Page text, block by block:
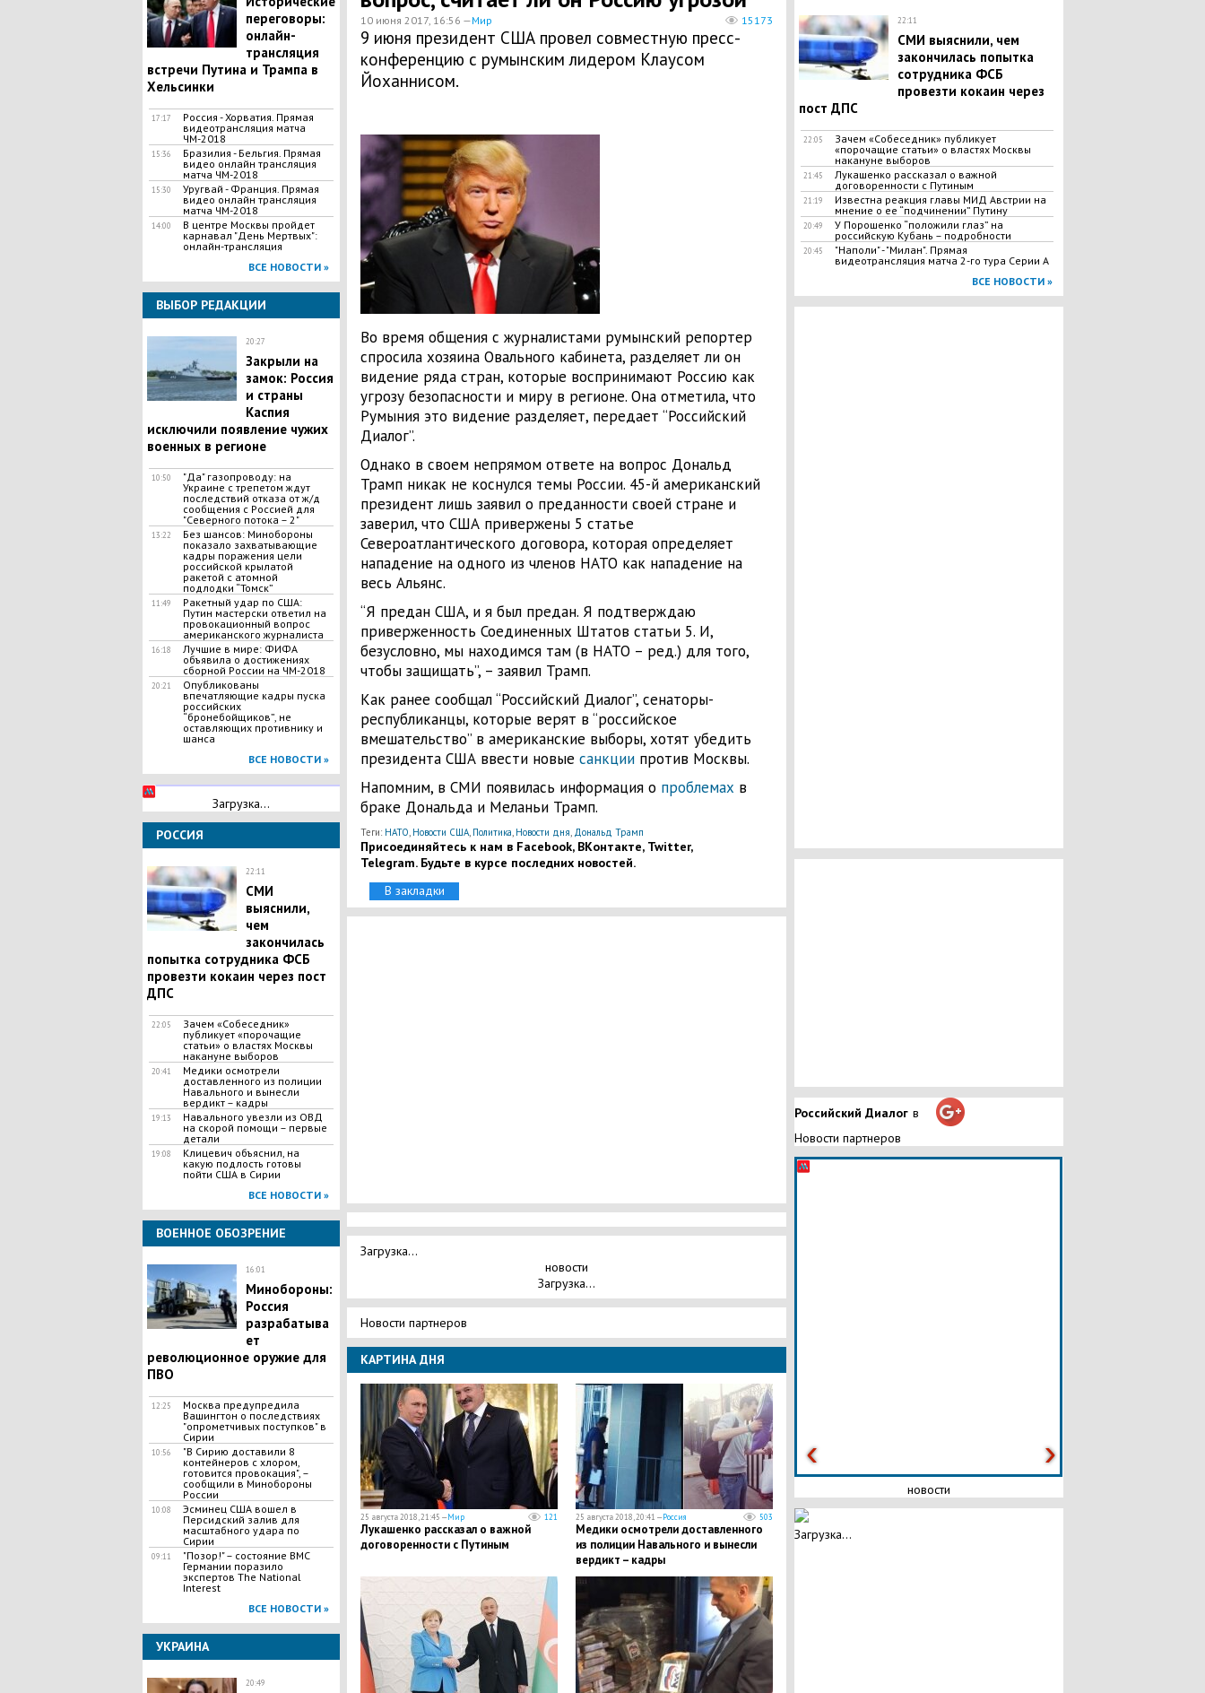
переговоры:
онлайн-
трансляция
встречи Путина и Трампа в
Хельсинки
17:17
Россия - Хорватия. Прямая
видеотрансляция матча
ЧМ-2018
15:36
Бразилия - Бельгия. Прямая
видео онлайн трансляция
матча ЧМ-2018
15:30
Уругвай - Франция. Прямая
видео онлайн трансляция
матча ЧМ-2018
14:00
В центре Москвы пройдет
карнавал "День Мертвых":
онлайн-трансляция
ВСЕ НОВОСТИ »
ВЫБОР РЕДАКЦИИ
20:27
Закрыли на
замок: Россия
и страны
Каспия
исключили появление чужих
военных в регионе
10:50
"Да" газопроводу: на
Украине с трепетом ждут
последствий отказа от ж/д
сообщения с Россией для
"Северного потока – 2"
13:22
Без шансов: Минобороны
показало захватывающие
кадры поражения цели
российской крылатой
ракетой с атомной
подлодки “Томск”
11:49
Ракетный удар по США:
Путин мастерски ответил на
провокационный вопрос
американского журналиста
16:18
Лучшие в мире: ФИФА
объявила о достижениях
сборной России на ЧМ-2018
20:21
Опубликованы
впечатляющие кадры пуска
российских
“бронебойщиков”, не
оставляющих противнику и
шанса
ВСЕ НОВОСТИ »
Загрузка...
РОССИЯ
22:11
СМИ
выяснили,
чем
закончилась
попытка сотрудника ФСБ
провезти кокаин через пост
ДПС
22:05
Зачем «Собеседник»
публикует «порочащие
статьи» о властях Москвы
накануне выборов
20:41
Медики осмотрели
доставленного из полиции
Навального и вынесли
вердикт – кадры
19:13
Навального увезли из ОВД
на скорой помощи – первые
детали
19:08
Клицевич объяснил, на
какую подлость готовы
пойти США в Сирии
ВСЕ НОВОСТИ »
ВОЕННОЕ ОБОЗРЕНИЕ
16:01
Минобороны:
Россия
разрабатыва
ет
революционное оружие для
ПВО
12:25
Москва предупредила
Вашингтон о последствиях
"опрометчивых поступков" в
Сирии
10:56
"В Сирию доставили 8
контейнеров с хлором,
готовится провокация", –
сообщили в Минобороны
России
10:08
Эсминец США вошел в
Персидский залив для
масштабного удара по
Сирии
09:11
"Позор!" – состояние ВМС
Германии поразило
экспертов The National
Interest
ВСЕ НОВОСТИ »
УКРАИНА
20:49
10 июня 2017, 16:56 —Мир 15173
9 июня президент США провел совместную пресс-
конференцию с румынским лидером Клаусом
Йоханнисом.
Во время общения с журналистами румынский репортер
спросила хозяина Овального кабинета, разделяет ли он
видение ряда стран, которые воспринимают Россию как
угрозу безопасности и миру в регионе. Она отметила, что
Румыния это видение разделяет, передает “Российский
Диалог”.
Однако в своем непрямом ответе на вопрос Дональд
Трамп никак не коснулся темы России. 45-й американский
президент лишь заявил о преданности своей стране и
заверил, что США привержены 5 статье
Североатлантического договора, которая определяет
нападение на одного из членов НАТО как нападение на
весь Альянс.
“Я предан США, и я был предан. Я подтверждаю
приверженность Соединенных Штатов статьи 5. И,
безусловно, мы находимся там (в НАТО – ред.) для того,
чтобы защищать”, – заявил Трамп.
Как ранее сообщал “Российский Диалог”, сенаторы-
республиканцы, которые верят в “российское
вмешательство” в американские выборы, хотят убедить
президента США ввести новые санкциипротив Москвы.
Напомним, в СМИ появилась информация о проблемах в
браке Дональда и Меланьи Трамп.
Теги: НАТО, Новости США, Политика, Новости дня, Дональд Трамп
Присоединяйтесь к нам в Facebook, ВКонтакте, Twitter,
Telegram. Будьте в курсе последних новостей.
В закладки
Загрузка...
новости
Загрузка...
Новости партнеров
КАРТИНА ДНЯ
25 августа 2018, 21:45 —Мир 121
Лукашенко рассказал о важной
договоренности с Путиным
25 августа 2018, 20:41 —Россия 503
Медики осмотрели доставленного
из полиции Навального и вынесли
вердикт – кадры
22:11
СМИ выяснили, чем
закончилась попытка
сотрудника ФСБ
провезти кокаин через
пост ДПС
22:05
Зачем «Собеседник» публикует
«порочащие статьи» о властях Москвы
накануне выборов
21:45
Лукашенко рассказал о важной
договоренности с Путиным
21:19
Известна реакция главы МИД Австрии на
мнение о ее “подчинении” Путину
20:49
У Порошенко “положили глаз” на
российскую Кубань – подробности
20:45
"Наполи" - "Милан". Прямая
видеотрансляция матча 2-го тура Серии А
ВСЕ НОВОСТИ »
Российский Диалог в
Новости партнеров
новости
Загрузка...